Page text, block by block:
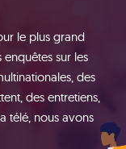
le plus grand
sur les
des
des entretiens,
télé, nous avons